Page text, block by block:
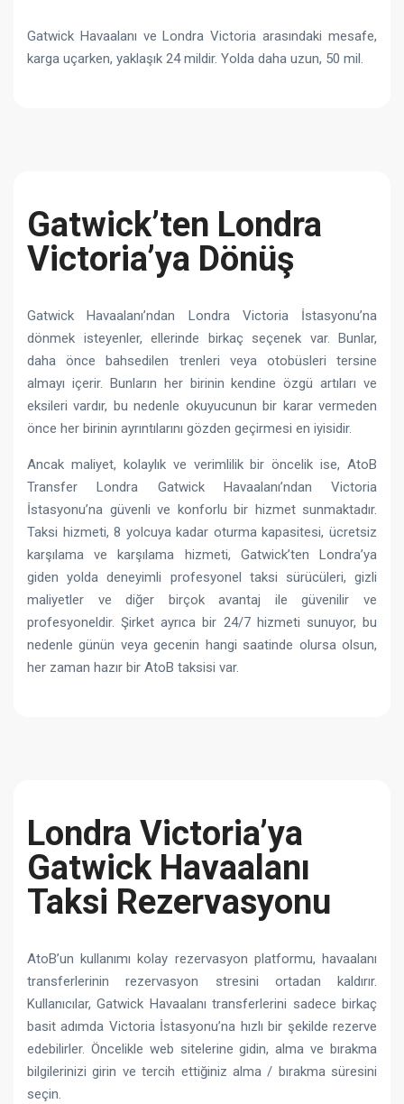
Gatwick Havaalanı ve Londra Victoria arasındaki mesafe,
karga uçarken, yaklaşık 24 mildir. Yolda daha uzun, 50 mil.
Gatwick’ten Londra
Victoria’ya Dönüş
Gatwick Havaalanı’ndan Londra Victoria İstasyonu’na
dönmek isteyenler, ellerinde birkaç seçenek var. Bunlar,
daha önce bahsedilen trenleri veya otobüsleri tersine
almayı içerir. Bunların her birinin kendine özgü artıları ve
eksileri vardır, bu nedenle okuyucunun bir karar vermeden
önce her birinin ayrıntılarını gözden geçirmesi en iyisidir.
Ancak maliyet, kolaylık ve verimlilik bir öncelik ise, AtoB
Transfer Londra Gatwick Havaalanı’ndan Victoria
İstasyonu’na güvenli ve konforlu bir hizmet sunmaktadır.
Taksi hizmeti, 8 yolcuya kadar oturma kapasitesi, ücretsiz
karşılama ve karşılama hizmeti, Gatwick’ten Londra’ya
giden yolda deneyimli profesyonel taksi sürücüleri, gizli
maliyetler ve diğer birçok avantaj ile güvenilir ve
profesyoneldir. Şirket ayrıca bir 24/7 hizmeti sunuyor, bu
nedenle günün veya gecenin hangi saatinde olursa olsun,
her zaman hazır bir AtoB taksisi var.
Londra Victoria’ya
Gatwick Havaalanı
Taksi Rezervasyonu
AtoB’un kullanımı kolay rezervasyon platformu, havaalanı
transferlerinin rezervasyon stresini ortadan kaldırır.
Kullanıcılar, Gatwick Havaalanı transferlerini sadece birkaç
basit adımda Victoria İstasyonu’na hızlı bir şekilde rezerve
edebilirler. Öncelikle web sitelerine gidin, alma ve bırakma
bilgilerinizi girin ve tercih ettiğiniz alma / bırakma süresini
seçin.